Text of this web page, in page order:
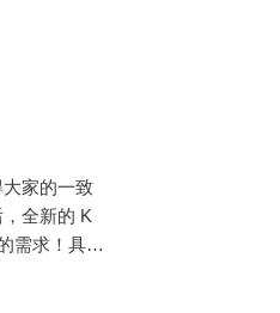
家的一致
全新的 K
需求！具体